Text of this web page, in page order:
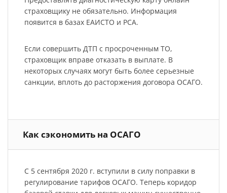
страховщику не обязательно. Информация
появится в базах ЕАИСТО и РСА.
Если совершить ДТП с просроченным ТО,
страховщик вправе отказать в выплате. В
некоторых случаях могут быть более серьезные
санкции, вплоть до расторжения договора ОСАГО.
Как сэкономить на ОСАГО
С 5 сентября 2020 г. вступили в силу поправки в
регулирование тарифов ОСАГО. Теперь коридор